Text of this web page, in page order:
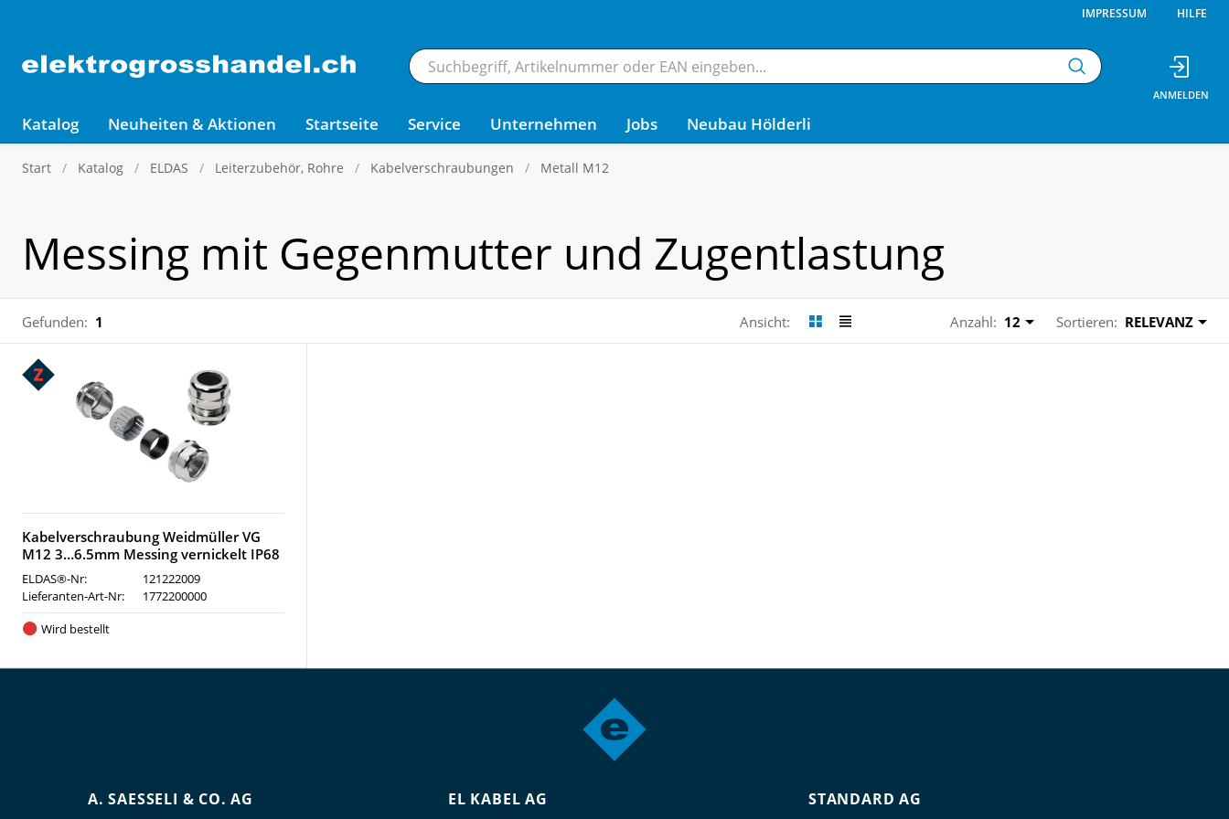
IMPRESSUM HILFE
Katalog Neuheiten & Aktionen Startseite Service Unternehmen Jobs Neubau Hölderli
Start Katalog ELDAS Leiterzubehör, Rohre Kabelverschraubungen Metall M12
Messing mit Gegenmutter und Zugentlastung
Gefunden: 1 Ansicht: Anzahl: 12 Sortieren: RELEVANZ
Kabelverschraubung Weidmüller VG
M12 3…6.5mm Messing vernickelt IP68
ELDAS®-Nr:
121222009
Lieferanten-Art-Nr:
1772200000
Wird bestellt
A. SAESSELI & CO. AG EL KABEL AG STANDARD AG